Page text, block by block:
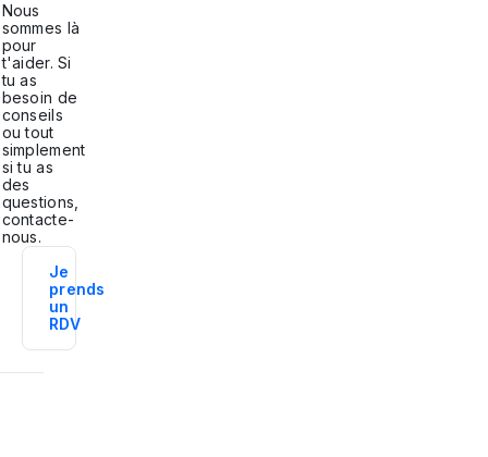
Nous
sommes là
pour
t'aider. Si
tu as
besoin de
conseils
ou tout
simplement
si tu as
des
questions,
contacte-
nous.
Je
prends
un
RDV